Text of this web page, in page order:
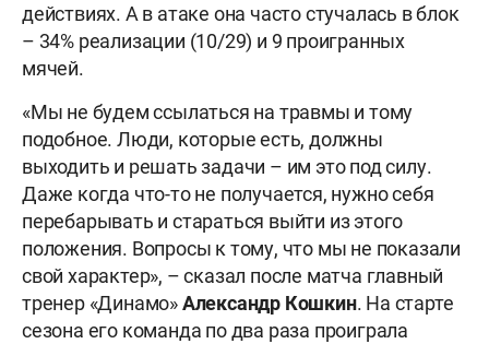
действиях. А в атаке она часто стучалась в блок
– 34% реализации (10/29) и 9 проигранных
мячей.
«Мы не будем ссылаться на травмы и тому
подобное. Люди, которые есть, должны
выходить и решать задачи – им это под силу.
Даже когда что-то не получается, нужно себя
перебарывать и стараться выйти из этого
положения. Вопросы к тому, что мы не показали
свой характер», – сказал после матча главный
тренер «Динамо»Александр Кошкин. На старте
сезона его команда по два раза проиграла